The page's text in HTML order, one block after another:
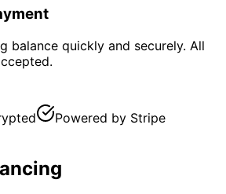
balance quickly and securely. All
Powered by Stripe